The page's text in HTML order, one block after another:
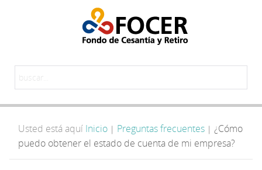
Usted está aquí Inicio | Preguntas frecuentes | ¿Cómo
puedo obtener el estado de cuenta de mi empresa?